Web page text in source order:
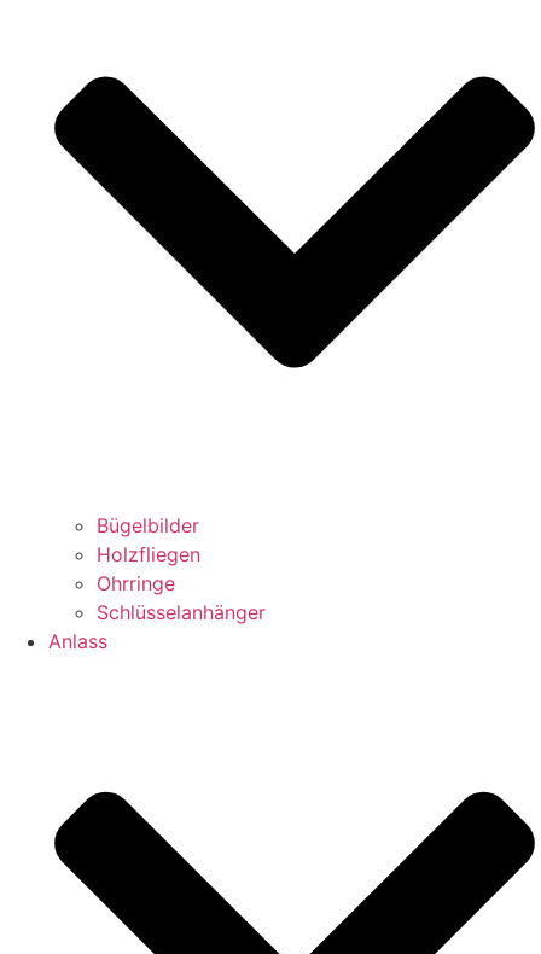
Bügelbilder
Holzfliegen
Ohrringe
Schlüsselanhänger
Anlass